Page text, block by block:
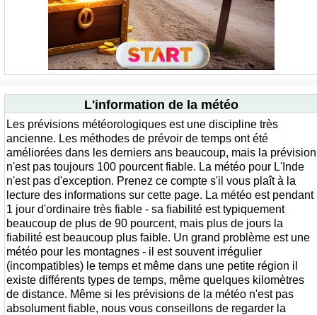
L'information de la météo
Les prévisions météorologiques est une discipline très
ancienne. Les méthodes de prévoir de temps ont été
améliorées dans les derniers ans beaucoup, mais la prévision
n'est pas toujours 100 pourcent fiable. La météo pour L'Inde
n'est pas d'exception. Prenez ce compte s'il vous plaît à la
lecture des informations sur cette page. La météo est pendant
1 jour d'ordinaire très fiable - sa fiabilité est typiquement
beaucoup de plus de 90 pourcent, mais plus de jours la
fiabilité est beaucoup plus faible. Un grand problème est une
météo pour les montagnes - il est souvent irrégulier
(incompatibles) le temps et même dans une petite région il
existe différents types de temps, même quelques kilomètres
de distance. Même si les prévisions de la météo n'est pas
absolument fiable, nous vous conseillons de regarder la